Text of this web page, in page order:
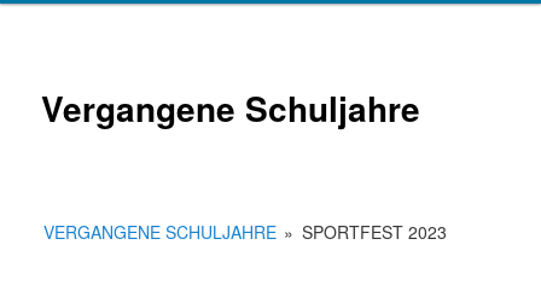
Vergangene Schuljahre
VERGANGENE SCHULJAHRE » SPORTFEST 2023